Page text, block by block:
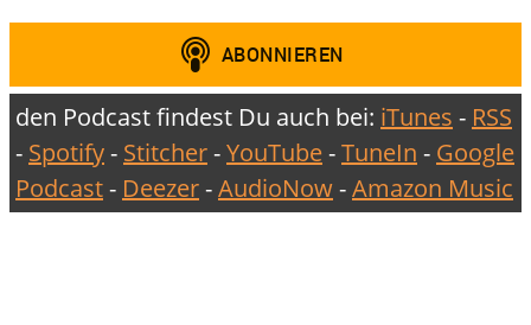
den Podcast findest Du auch bei: iTunes - RSS
- Spotify- Stitcher-YouTube-TuneIn - Google
Podcast- Deezer-AudioNow-Amazon Music